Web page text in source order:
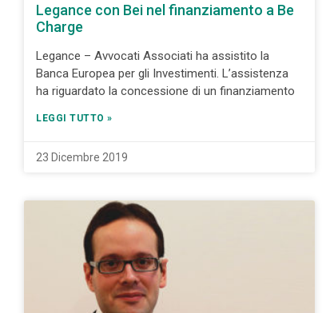
Legance con Bei nel finanziamento a Be
Charge
Legance – Avvocati Associati ha assistito la
Banca Europea per gli Investimenti. L’assistenza
ha riguardato la concessione di un finanziamento
LEGGI TUTTO »
23 Dicembre 2019